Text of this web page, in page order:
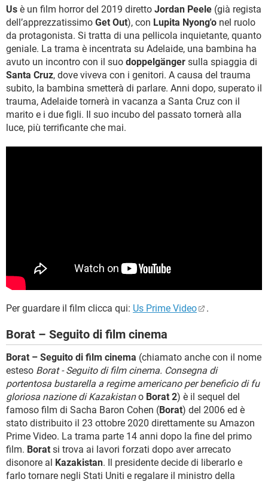
Us è un film horror del 2019 diretto Jordan Peele (già regista
dell’apprezzatissimo Get Out), con Lupita Nyong'o nel ruolo
da protagonista. Si tratta di una pellicola inquietante, quanto
geniale. La trama è incentrata su Adelaide, una bambina ha
avuto un incontro con il suo doppelgänger sulla spiaggia di
Santa Cruz, dove viveva con i genitori. A causa del trauma
subito, la bambina smetterà di parlare. Anni dopo, superato il
trauma, Adelaide tornerà in vacanza a Santa Cruz con il
marito e i due figli. Il suo incubo del passato tornerà alla
luce, più terrificante che mai.
Per guardare il film clicca qui: Us Prime Video .
Borat – Seguito di film cinema
Borat – Seguito di film cinema (chiamato anche con il nome
esteso Borat - Seguito di film cinema. Consegna di
portentosa bustarella a regime americano per beneficio di fu
gloriosa nazione di Kazakistano Borat 2) è il sequel del
famoso film di Sacha Baron Cohen (Borat) del 2006 ed è
stato distribuito il 23 ottobre 2020 direttamente su Amazon
Prime Video. La trama parte 14 anni dopo la fine del primo
film. Borat si trova ai lavori forzati dopo aver arrecato
disonore al Kazakistan. Il presidente decide di liberarlo e
farlo tornare negli Stati Uniti e regalare il ministro della